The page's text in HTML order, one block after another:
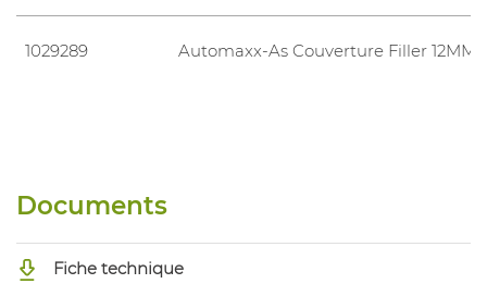
1029289 Automaxx-As Couverture Filler 12MM
Documents
Fiche technique